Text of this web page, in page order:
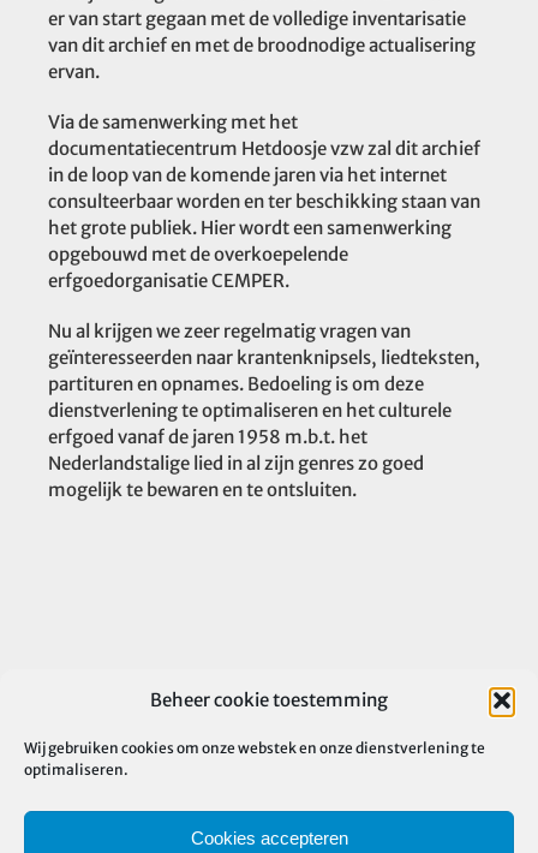
Beheer cookie toestemming
Wij gebruiken cookies om onze webstek en onze dienstverlening te
optimaliseren.
Cookies accepteren
er van start gegaan met de volledige inventarisatie
van dit archief en met de broodnodige actualisering
ervan.
Via de samenwerking met het
documentatiecentrum Hetdoosje vzw zal dit archief
in de loop van de komende jaren via het internet
consulteerbaar worden en ter beschikking staan van
het grote publiek. Hier wordt een samenwerking
opgebouwd met de overkoepelende
erfgoedorganisatie CEMPER.
Nu al krijgen we zeer regelmatig vragen van
geïnteresseerden naar krantenknipsels, liedteksten,
partituren en opnames. Bedoeling is om deze
dienstverlening te optimaliseren en het culturele
erfgoed vanaf de jaren 1958 m.b.t. het
Nederlandstalige lied in al zijn genres zo goed
mogelijk te bewaren en te ontsluiten.